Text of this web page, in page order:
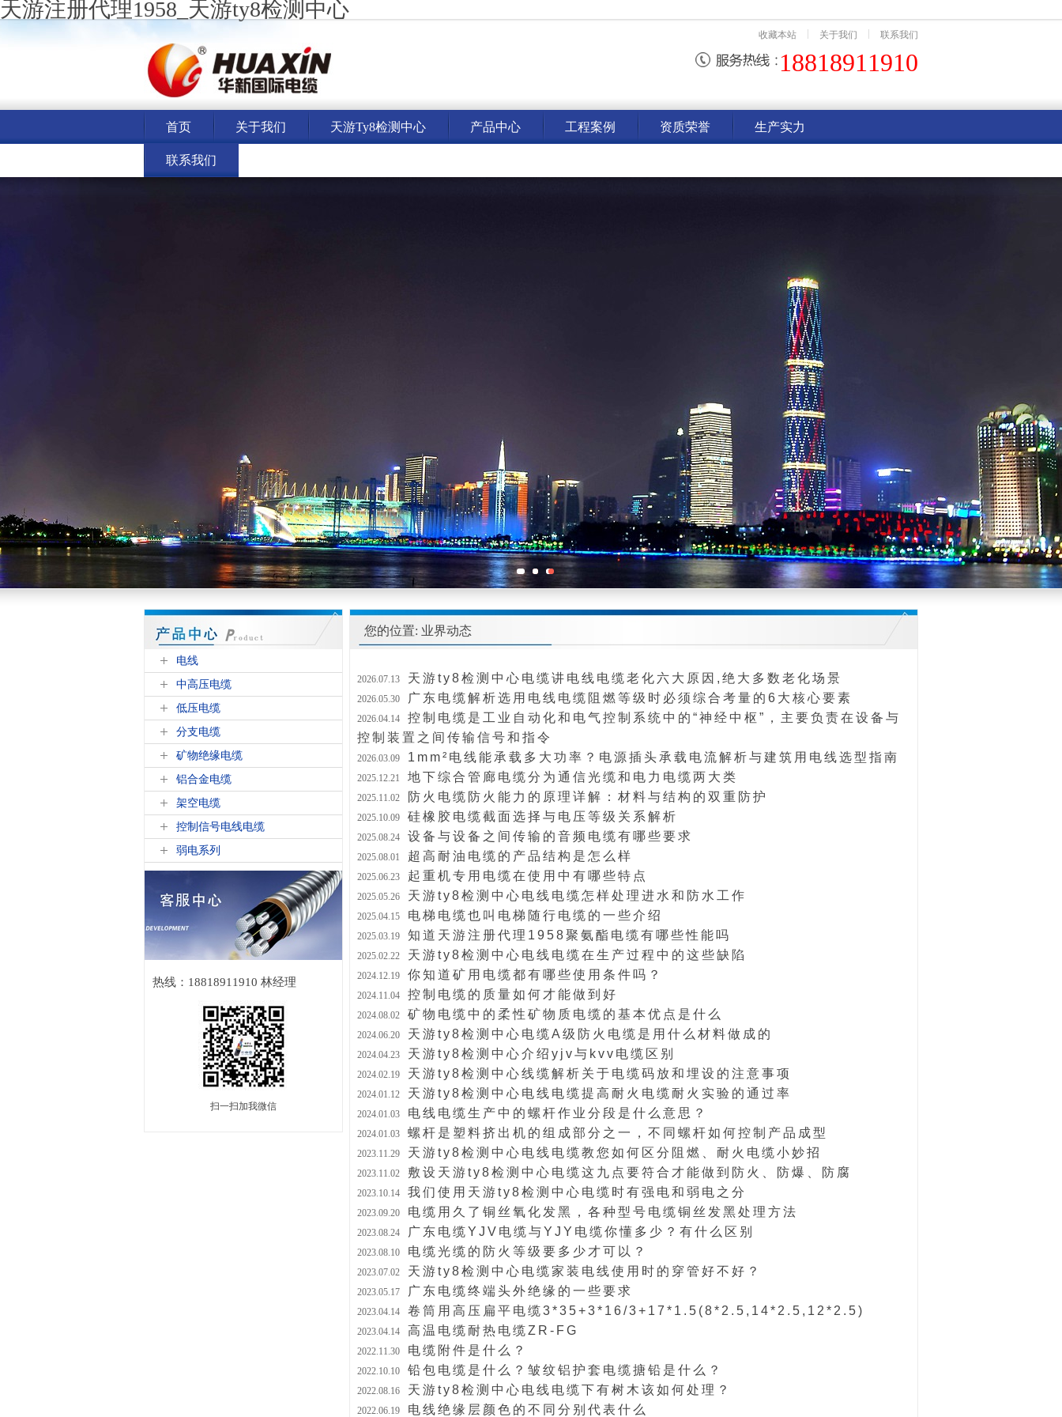
天游注册代理1958_天游ty8检测中心
收藏本站 关于我们 联系我们
18818911910
首页 关于我们 天游ty8检测中心 产品中心 工程案例 资质荣誉 生产实力
联系我们
电线
中高压电缆
低压电缆
分支电缆
矿物绝缘电缆
铝合金电缆
架空电缆
控制信号电线电缆
弱电系列
热线：18818911910 林经理
扫一扫加我微信
您的位置: 业界动态
2026.07.13 天游ty8检测中心电缆讲电线电缆老化六大原因,绝大多数老化场景
2026.05.30 广东电缆解析选用电线电缆阻燃等级时必须综合考量的6大核心要素
2026.04.14
控制电缆是工业自动化和电气控制系统中的“神经中枢”，主要负责在设备与
控制装置之间传输信号和指令
2026.03.09 1mm²电线能承载多大功率？电源插头承载电流解析与建筑用电线选型指南
2025.12.21 地下综合管廊电缆分为通信光缆和电力电缆两大类
2025.11.02 防火电缆防火能力的原理详解：材料与结构的双重防护
2025.10.09 硅橡胶电缆截面选择与电压等级关系解析
2025.08.24 设备与设备之间传输的音频电缆有哪些要求
2025.08.01 超高耐油电缆的产品结构是怎么样
2025.06.23 起重机专用电缆在使用中有哪些特点
2025.05.26 天游ty8检测中心电线电缆怎样处理进水和防水工作
2025.04.15 电梯电缆也叫电梯随行电缆的一些介绍
2025.03.19 知道天游注册代理1958聚氨酯电缆有哪些性能吗
2025.02.22 天游ty8检测中心电线电缆在生产过程中的这些缺陷
2024.12.19 你知道矿用电缆都有哪些使用条件吗？
2024.11.04 控制电缆的质量如何才能做到好
2024.08.02 矿物电缆中的柔性矿物质电缆的基本优点是什么
2024.06.20 天游ty8检测中心电缆A级防火电缆是用什么材料做成的
2024.04.23 天游ty8检测中心介绍yjv与kvv电缆区别
2024.02.19 天游ty8检测中心线缆解析关于电缆码放和埋设的注意事项
2024.01.12 天游ty8检测中心电线电缆提高耐火电缆耐火实验的通过率
2024.01.03 电线电缆生产中的螺杆作业分段是什么意思？
2024.01.03 螺杆是塑料挤出机的组成部分之一，不同螺杆如何控制产品成型
2023.11.29 天游ty8检测中心电线电缆教您如何区分阻燃、耐火电缆小妙招
2023.11.02 敷设天游ty8检测中心电缆这九点要符合才能做到防火、防爆、防腐
2023.10.14 我们使用天游ty8检测中心电缆时有强电和弱电之分
2023.09.20 电缆用久了铜丝氧化发黑，各种型号电缆铜丝发黑处理方法
2023.08.24 广东电缆YJV电缆与YJY电缆你懂多少？有什么区别
2023.08.10 电缆光缆的防火等级要多少才可以？
2023.07.02 天游ty8检测中心电缆家装电线使用时的穿管好不好？
2023.05.17 广东电缆终端头外绝缘的一些要求
2023.04.14 卷筒用高压扁平电缆3*35+3*16/3+17*1.5(8*2.5,14*2.5,12*2.5)
2023.04.14 高温电缆耐热电缆ZR-FG
2022.11.30 电缆附件是什么？
2022.10.10 铅包电缆是什么？皱纹铝护套电缆搪铅是什么？
2022.08.16 天游ty8检测中心电线电缆下有树木该如何处理？
2022.06.19 电线绝缘层颜色的不同分别代表什么